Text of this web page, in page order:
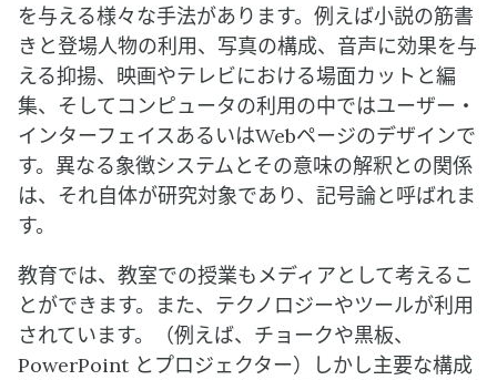
を与える様々な手法があります。例えば小説の筋書
きと登場人物の利用、写真の構成、音声に効果を与
える抑揚、映画やテレビにおける場面カットと編
集、そしてコンピュータの利用の中ではユーザー・
インターフェイスあるいはWebページのデザインで
す。異なる象徴システムとその意味の解釈との関係
は、それ自体が研究対象であり、記号論と呼ばれま
す。
教育では、教室での授業もメディアとして考えるこ
とができます。また、テクノロジーやツールが利用
されています。（例えば、チョークや黒板、
PowerPoint とプロジェクター）しかし主要な構成